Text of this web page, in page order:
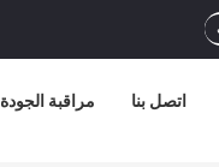
مراقبة الجودة اتصل بنا